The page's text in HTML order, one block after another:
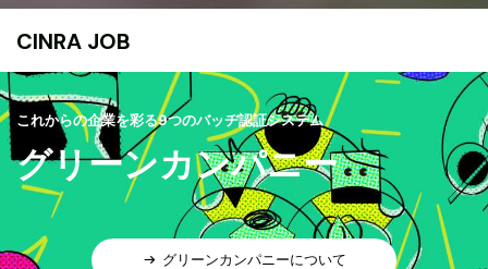
CINRA JOB
これからの企業を彩る9つのバッヂ認証システム
グリーンカンパニー
グリーンカンパニーについて